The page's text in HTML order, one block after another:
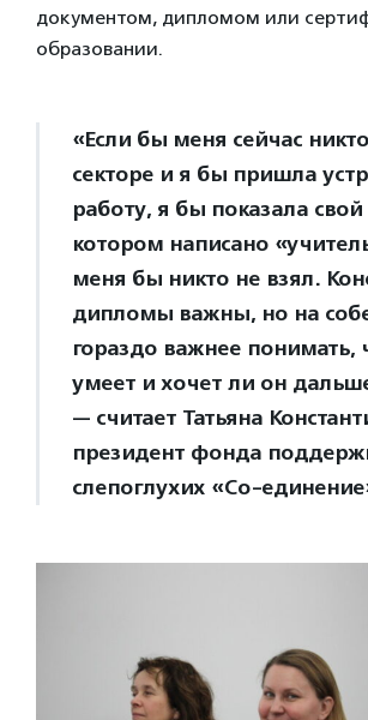
документом, дипломом или
образовании.
«Если бы меня сейчас
секторе и я бы пришла
работу, я бы показала
котором написано
меня бы никто не взял.
дипломы важны, но на
гораздо важнее понимать,
умеет и хочет ли он
— считает Татьяна
президент фонда
слепоглухих «Со-